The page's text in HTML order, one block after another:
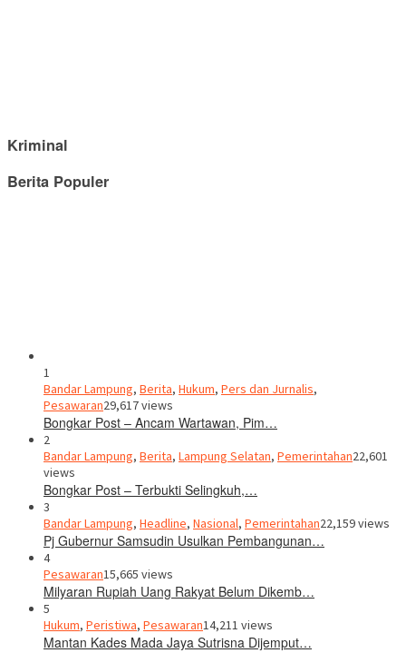
Kriminal
Berita Populer
1
Bandar Lampung, Berita, Hukum, Pers dan Jurnalis,
Pesawaran29,617 views
Bongkar Post – Ancam Wartawan, Pim…
2
Bandar Lampung, Berita, Lampung Selatan, Pemerintahan22,601
views
Bongkar Post – Terbukti Selingkuh,…
3
Bandar Lampung, Headline, Nasional, Pemerintahan22,159 views
Pj Gubernur Samsudin Usulkan Pembangunan…
4
Pesawaran15,665 views
Milyaran Rupiah Uang Rakyat Belum Dikemb…
5
Hukum, Peristiwa, Pesawaran14,211 views
Mantan Kades Mada Jaya Sutrisna Dijemput…